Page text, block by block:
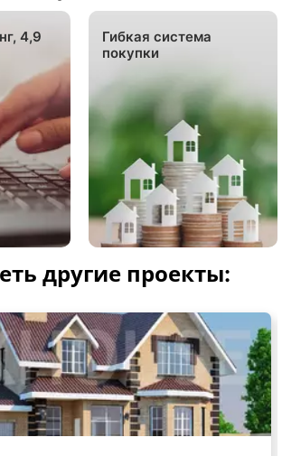
4,9
Гибкая система
покупки
другие проекты: